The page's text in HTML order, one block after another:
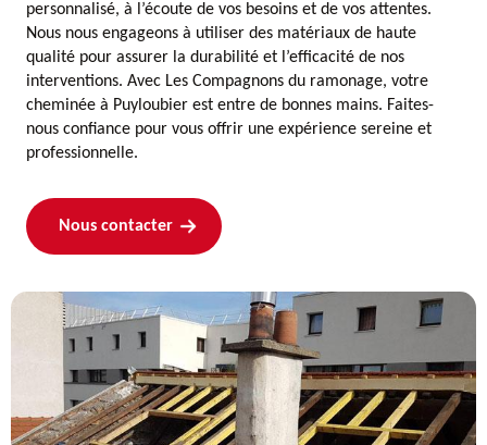
personnalisé, à l’écoute de vos besoins et de vos attentes.
Nous nous engageons à utiliser des matériaux de haute
qualité pour assurer la durabilité et l’efficacité de nos
interventions. Avec Les Compagnons du ramonage, votre
cheminée à Puyloubier est entre de bonnes mains. Faites-
nous confiance pour vous offrir une expérience sereine et
professionnelle.
Nous contacter